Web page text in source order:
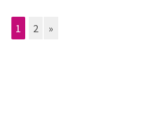
1 2 »